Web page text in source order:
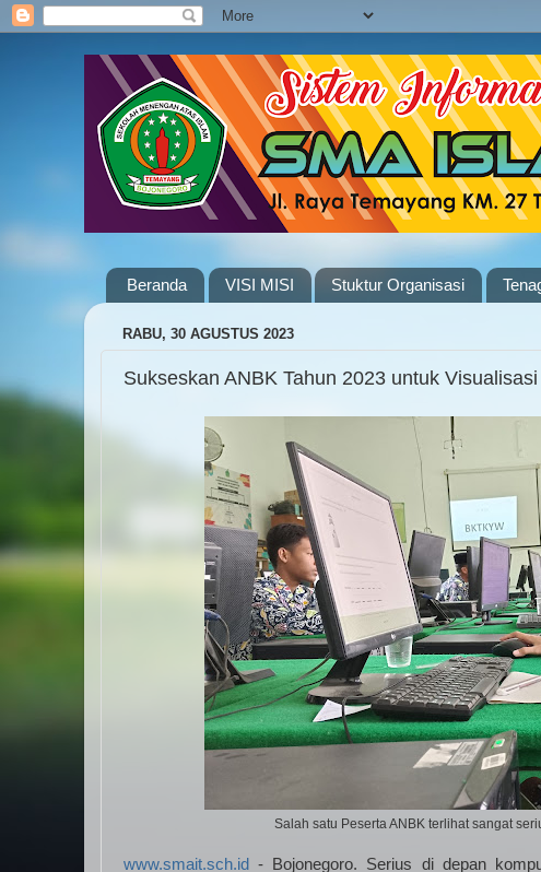
Beranda VISI MISI Stuktur Organisasi
RABU, 30 AGUSTUS 2023
Sukseskan ANBK Tahun 2023 untuk
Salah satu Peserta ANBK terlihat sangat
www.smait.sch.id
- Bojonegoro. Serius di depan